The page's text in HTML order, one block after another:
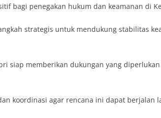
bagi penegakan hukum dan keamanan di
strategis untuk mendukung stabilitas
siap memberikan dukungan yang
koordinasi agar rencana ini dapat berjalan